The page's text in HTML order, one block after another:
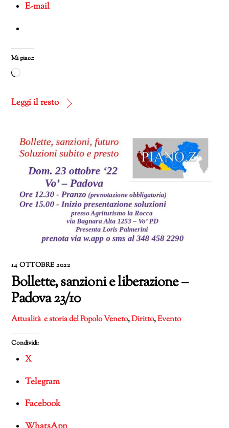
E-mail
Mi piace:
Caricamento
corso…
Leggi il resto
14 OTTOBRE 2022
Bollette, sanzioni e liberazione –
Padova 23/10
Attualità e storia del Popolo Veneto,Diritto,Evento
Condividi:
X
Telegram
Facebook